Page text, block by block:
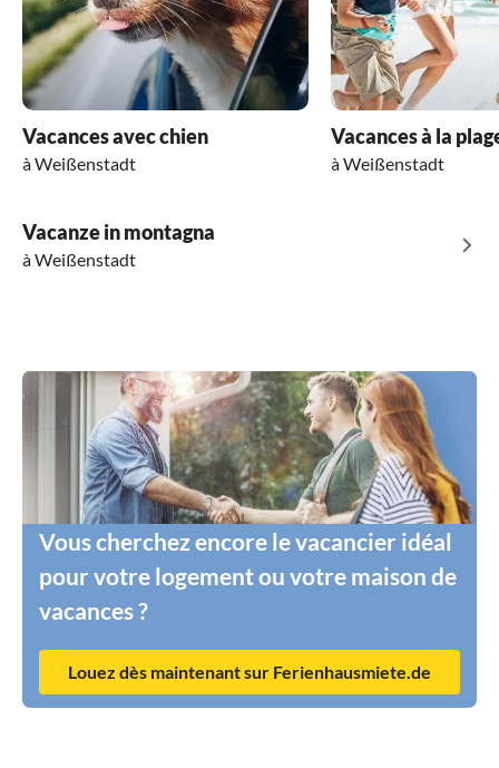
Vacances avec chien
à Weißenstadt
Vacances à la
à Weißenstadt
Vacanze in montagna
à Weißenstadt
Vous cherchez encore le vacancier idéal
pour votre logement ou votre maison de
vacances ?
Louez dès maintenant sur Ferienhausmiete.de